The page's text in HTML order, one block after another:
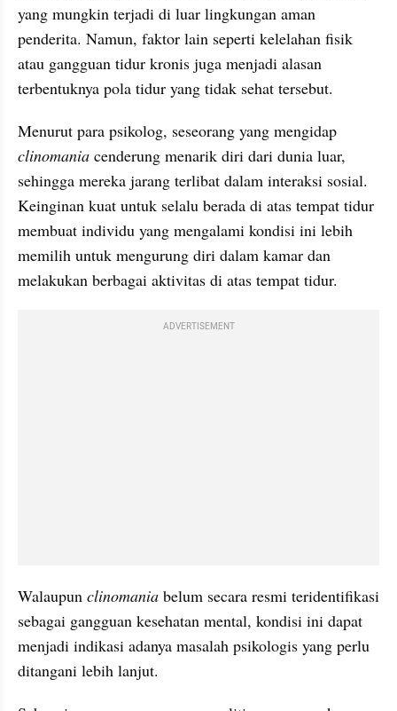
yang mungkin terjadi di luar lingkungan aman
penderita. Namun, faktor lain seperti kelelahan fisik
atau gangguan tidur kronis juga menjadi alasan
terbentuknya pola tidur yang tidak sehat tersebut.
clinomania cenderung menarik diri dari dunia luar,
sehingga mereka jarang terlibat dalam interaksi sosial.
Keinginan kuat untuk selalu berada di atas tempat tidur
membuat individu yang mengalami kondisi ini lebih
memilih untuk mengurung diri dalam kamar dan
melakukan berbagai aktivitas di atas tempat tidur.
ADVERTISEMENT
Walaupun clinomania belum secara resmi teridentifikasi
sebagai gangguan kesehatan mental, kondisi ini dapat
menjadi indikasi adanya masalah psikologis yang perlu
ditangani lebih lanjut.